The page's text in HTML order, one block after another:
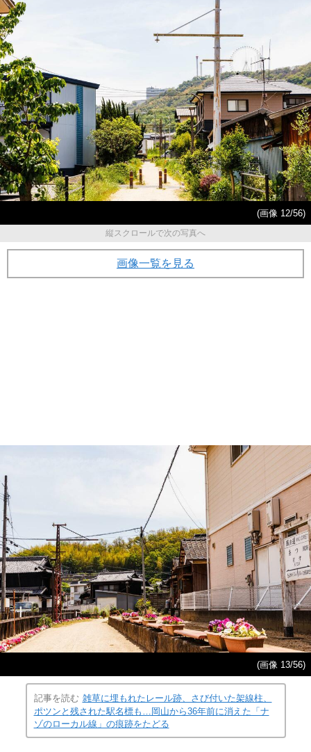
(画像 12/56)
縦スクロールで次の写真へ
画像一覧を見る
(画像 13/56)
記事を読む 雑草に埋もれたレール跡、さび付いた架線柱、
ポツンと残された駅名標も…岡山から36年前に消えた「ナ
ゾのローカル線」の痕跡をたどる